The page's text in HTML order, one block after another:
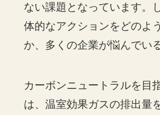
ない課題となっています。
体的なアクションをどのよ
か、多くの企業が悩んでい
カーボンニュートラルを目
は、温室効果ガスの排出量